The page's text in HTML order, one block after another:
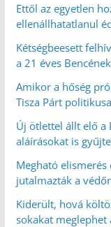
Ettől az egyetlen
ellenállhatatlanul
Kétségbeesett
a 21 éves
Amikor a hőség
Tisza Párt
Új ötlettel állt elő a
aláírásokat is
Megható
jutalmazták a
Kiderült, hová
sokakat meglephet